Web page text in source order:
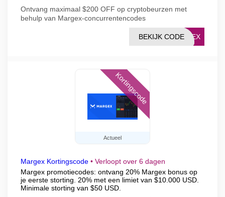
Ontvang maximaal $200 OFF op cryptobeurzen met
behulp van Margex-concurrentencodes
RGEX
BEKIJK CODE
Actueel
Kortingscode
Margex Kortingscode • Verloopt over 6 dagen
Margex promotiecodes: ontvang 20% Margex bonus op
je eerste storting. 20% met een limiet van $10.000 USD.
Minimale storting van $50 USD.